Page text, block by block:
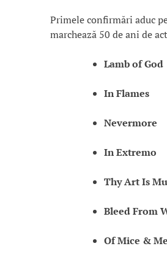
Primele confirmări aduc
marchează 50 de ani de
Lamb of God
In Flames
Nevermore
In Extremo
Thy Art Is
Bleed From
Of Mice &